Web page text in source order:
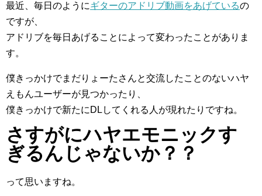
最近、毎日のようにギターのアドリブ動画をあげているの
ですが、
アドリブを毎日あげることによって変わったことがありま
す。
僕きっかけでまだりょーたさんと交流したことのないハヤ
えもんユーザーが見つかったり、
僕きっかけで新たにDLしてくれる人が現れたりですね。
さすがにハヤエモニックす
ぎるんじゃないか？？
って思いますね。